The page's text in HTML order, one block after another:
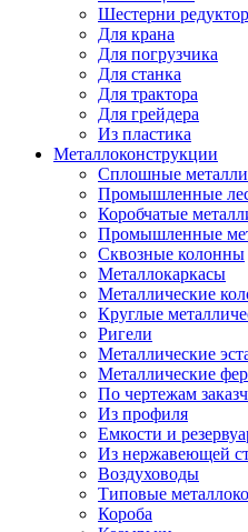
Шестерни
Для крана
Для погрузчика
Для станка
Для трактора
Для грейдера
Из пластика
Металлоконструкции
Сплошные
Промышленные
Коробчатые
Промышленные
Сквозные колонны
Металлокаркасы
Металлические
Круглые
Ригели
Металлические
Металлические
По чертежам
Из профиля
Емкости и
Из нержавеющей
Воздуховоды
Типовые
Короба